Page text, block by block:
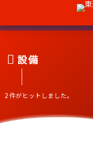
設備
2 件がヒットしました。